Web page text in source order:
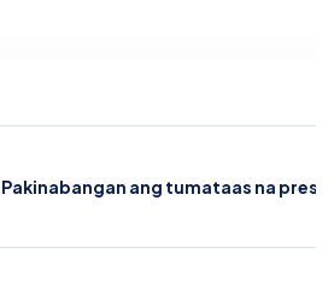
Pakinabangan ang tumataas na